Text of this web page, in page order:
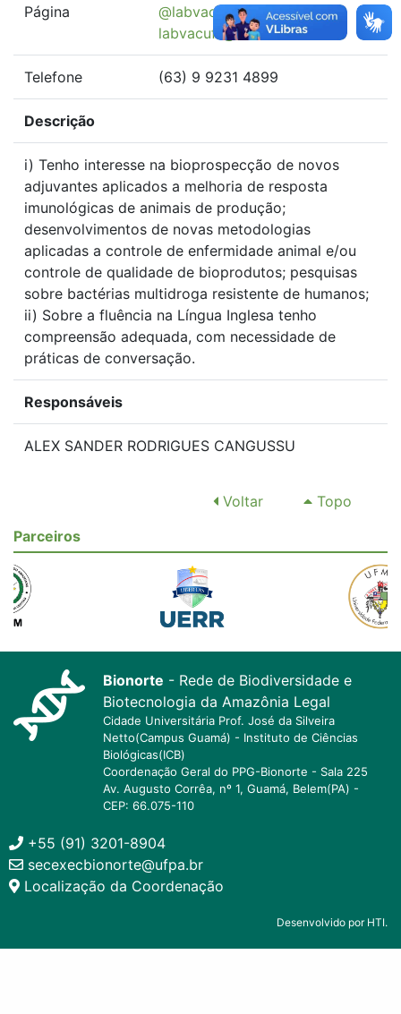
Página
@labvacgpi;
labvacuft@uft.edu.br
Telefone (63) 9 9231 4899
Descrição
i) Tenho interesse na bioprospecção de novos
adjuvantes aplicados a melhoria de resposta
imunológicas de animais de produção;
desenvolvimentos de novas metodologias
aplicadas a controle de enfermidade animal e/ou
controle de qualidade de bioprodutos; pesquisas
sobre bactérias multidroga resistente de humanos;
ii) Sobre a fluência na Língua Inglesa tenho
compreensão adequada, com necessidade de
práticas de conversação.
Responsáveis
ALEX SANDER RODRIGUES CANGUSSU
Voltar
Topo
Parceiros
Bionorte - Rede de Biodiversidade e
Biotecnologia da Amazônia Legal
Cidade Universitária Prof. José da Silveira
Netto(Campus Guamá) - Instituto de Ciências
Biológicas(ICB)
Coordenação Geral do PPG-Bionorte - Sala 225
Av. Augusto Corrêa, nº 1, Guamá, Belem(PA) -
CEP: 66.075-110
+55 (91) 3201-8904
secexecbionorte@ufpa.br
Localização da Coordenação
Desenvolvido por HTI.